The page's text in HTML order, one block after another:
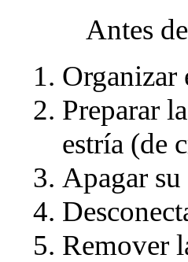
Antes de
Organizar
Preparar
estría (de
Apagar
Remover